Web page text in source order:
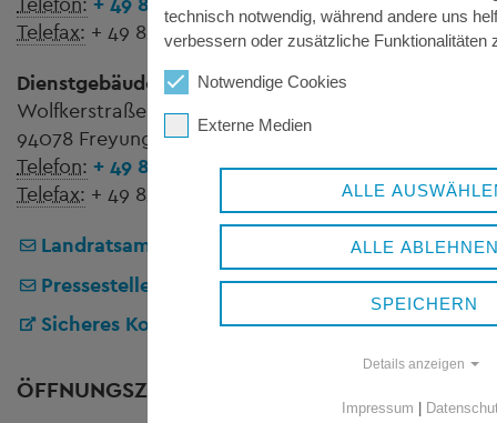
Telefax: + 49 8551 57-4507
Dienstgebäude Wolfstein
Wolfkerstraße 3
94078 Freyung
Telefon: + 49 8551 57-0
Telefax: + 49 8551 57-4506
Landratsamt Freyung-Grafenau
Pressestelle
Sicheres Kontaktformular
ÖFFNUNGSZEITEN
technisch notwendig, während andere uns
verbessern oder zusätzliche Funktionalitäten
Notwendige Cookies
Externe Medien
ALLE
ALLE
SPEICHERN
Details anzeigen
Impressum |